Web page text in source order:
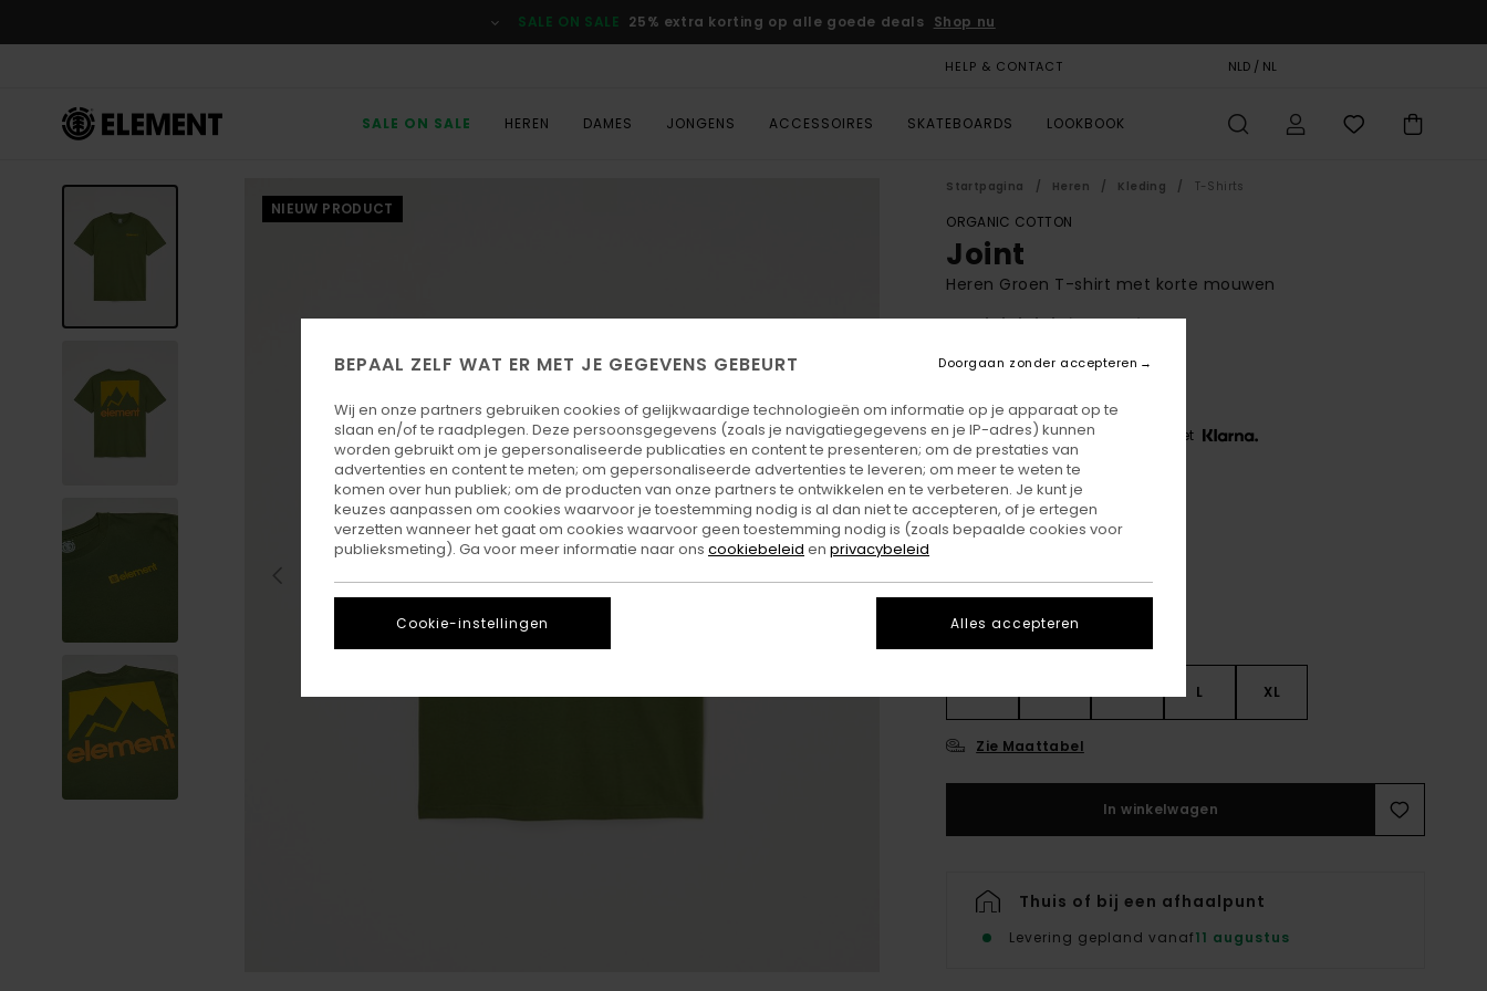
Productinformatie
SALE ON SALE 25% extra korting op alle goede deals Shop nu
HELP & CONTACT NLD / NL
SALE ON SALE HEREN DAMES JONGENS ACCESSOIRES SKATEBOARDS LOOKBOOK
NIEUW PRODUCT
Startpagina Heren Kleding T-Shirts
ORGANIC COTTON
Joint
Heren Groen T-shirt met korte mouwen
5.0
Betaal 3 x € 11,67, zonder rente met
KleurBronze Green
L XL
Zie Maattabel
In winkelwagen
Thuis of bij een afhaalpunt
Levering gepland vanaf11 augustus
BEPAAL ZELF WAT ER MET JE GEGEVENS GEBEURT
Wij en onze partners gebruiken cookies of gelijkwaardige technologieën om informatie op je apparaat op te
slaan en/of te raadplegen. Deze persoonsgegevens (zoals je navigatiegegevens en je IP-adres) kunnen
worden gebruikt om je gepersonaliseerde publicaties en content te presenteren; om de prestaties van
advertenties en content te meten; om gepersonaliseerde advertenties te leveren; om meer te weten te
komen over hun publiek; om de producten van onze partners te ontwikkelen en te verbeteren. Je kunt je
keuzes aanpassen om cookies waarvoor je toestemming nodig is al dan niet te accepteren, of je ertegen
verzetten wanneer het gaat om cookies waarvoor geen toestemming nodig is (zoals bepaalde cookies voor
publieksmeting). Ga voor meer informatie naar ons cookiebeleid en privacybeleid
Cookie-instellingen
Doorgaan zonder accepteren
Alles accepteren